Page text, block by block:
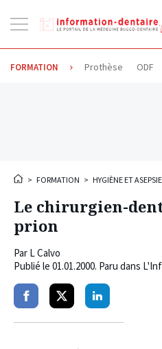
la
FORMATION Prothèse ODF
> FORMATION > HYGIÈNE ET ASEPSIE
Le chirurgien-
prion
Par L Calvo
Publié le 01.01.2000. Paru dans
PartagerPartagerPartager